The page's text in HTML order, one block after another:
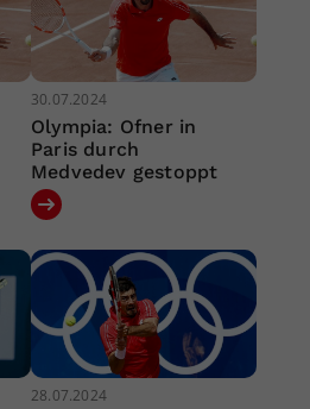
30.07.2024
Olympia: Ofner in
Paris durch
Medvedev gestoppt
28.07.2024